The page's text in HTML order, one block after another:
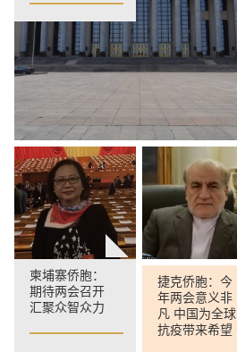
柬埔寨侨胞：
期待两会召开
汇聚众智众力
捷克侨胞：今
年两会意义非
凡 中国为全球
抗疫带来希望